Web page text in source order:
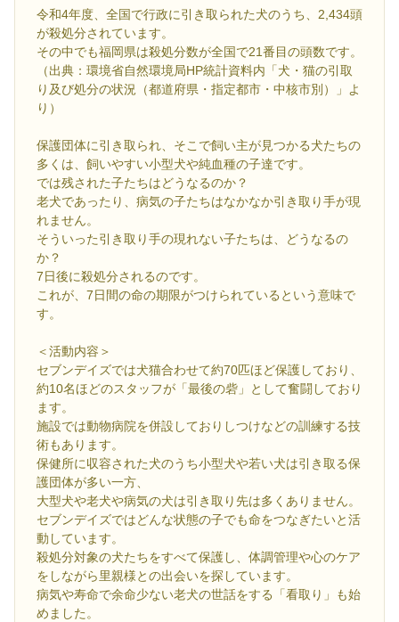
令和4年度、全国で行政に引き取られた犬のうち、2,434頭
が殺処分されています。
その中でも福岡県は殺処分数が全国で21番目の頭数です。
（出典：環境省自然環境局HP統計資料内「犬・猫の引取
り及び処分の状況（都道府県・指定都市・中核市別）」よ
り）
保護団体に引き取られ、そこで飼い主が見つかる犬たちの
多くは、飼いやすい小型犬や純血種の子達です。
では残された子たちはどうなるのか？
老犬であったり、病気の子たちはなかなか引き取り手が現
れません。
そういった引き取り手の現れない子たちは、どうなるの
か？
7日後に殺処分されるのです。
これが、7日間の命の期限がつけられているという意味で
す。
＜活動内容＞
セブンデイズでは犬猫合わせて約70匹ほど保護しており、
約10名ほどのスタッフが「最後の砦」として奮闘しており
ます。
施設では動物病院を併設しておりしつけなどの訓練する技
術もあります。
保健所に収容された犬のうち小型犬や若い犬は引き取る保
護団体が多い一方、
大型犬や老犬や病気の犬は引き取り先は多くありません。
セブンデイズではどんな状態の子でも命をつなぎたいと活
動しています。
殺処分対象の犬たちをすべて保護し、体調管理や心のケア
をしながら里親様との出会いを探しています。
病気や寿命で余命少ない老犬の世話をする「看取り」も始
めました。